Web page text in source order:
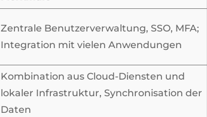
Zentrale Benutzerverwaltung, SSO, MFA;
Integration mit vielen Anwendungen
Kombination aus Cloud-Diensten und
lokaler Infrastruktur, Synchronisation der
Daten